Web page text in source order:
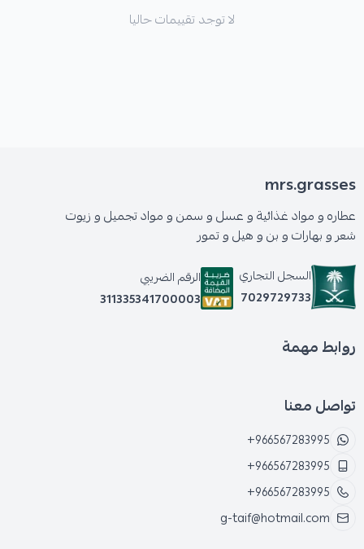
لا توجد تقييمات حاليا
mrs.grasses
عطاره و مواد غذائية و عسل و سمن و مواد تجميل و زيوت
شعر و بهارات و بن و هيل و تمور
السجل التجاري
7029729733
الرقم الضريبي
311335341700003
روابط مهمة
تواصل معنا
+966567283995
+966567283995
+966567283995
g-taif@hotmail.com